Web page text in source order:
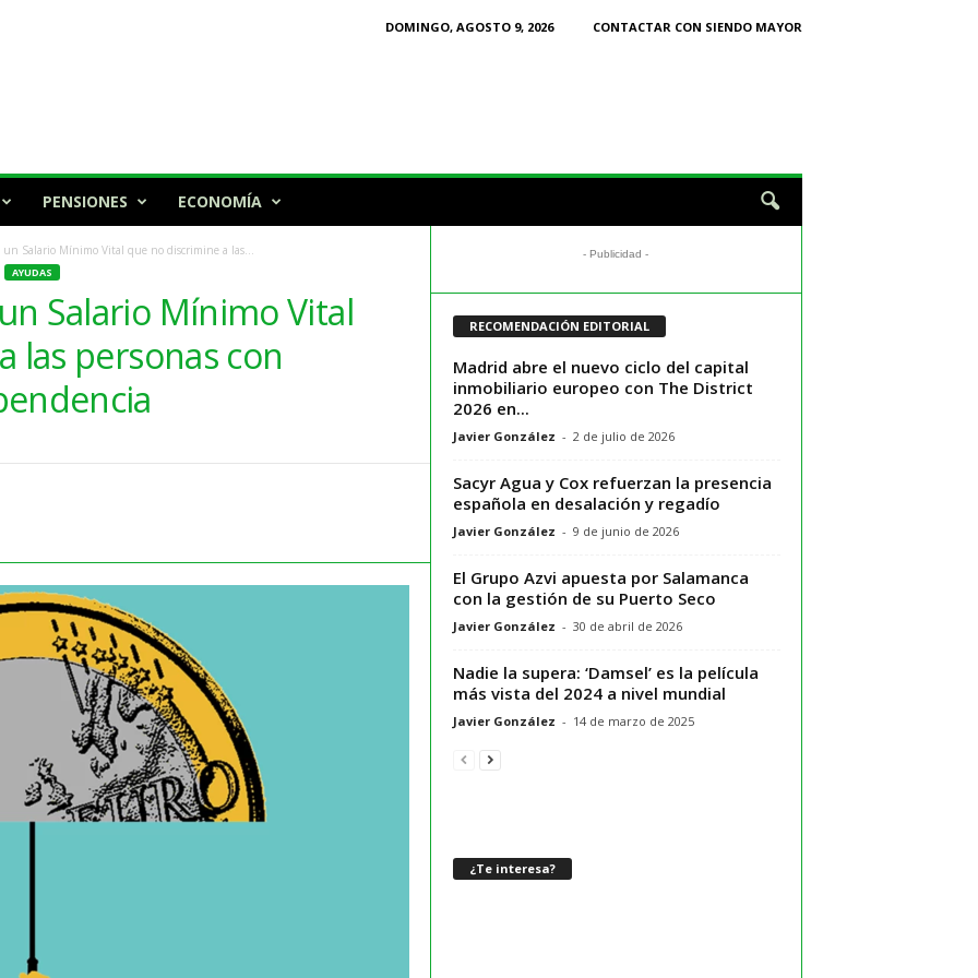
DOMINGO, AGOSTO 9, 2026
CONTACTAR CON SIENDO MAYOR
PENSIONES ECONOMÍA
un Salario Mínimo Vital que no discrimine a las...
AYUDAS
Salario Mínimo Vital
las personas con
- Publicidad -
RECOMENDACIÓN EDITORIAL
Madrid abre el nuevo ciclo del capital
inmobiliario europeo con The District
2026 en...
Javier González - 2 de julio de 2026
Sacyr Agua y Cox refuerzan la presencia
española en desalación y regadío
Javier González - 9 de junio de 2026
El Grupo Azvi apuesta por Salamanca
con la gestión de su Puerto Seco
Javier González - 30 de abril de 2026
Nadie la supera: ‘Damsel’ es la película
más vista del 2024 a nivel mundial
Javier González - 14 de marzo de 2025
¿Te interesa?